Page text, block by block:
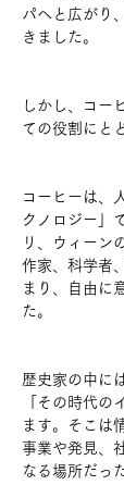
パへと広がり
きました。
しかし、コー
ての役割にと
コーヒーは、
クノロジー」
リ、ウィーン
作家、科学者
まり、自由に
た。
歴史家の中に
「その時代の
ます。そこは
事業や発見、
なる場所だっ